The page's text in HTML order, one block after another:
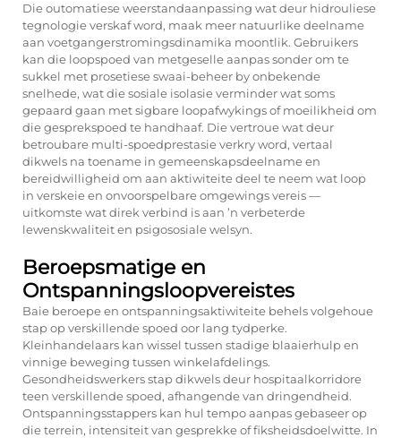
Die outomatiese weerstandaanpassing wat deur hidrouliese
tegnologie verskaf word, maak meer natuurlike deelname
aan voetgangerstromingsdinamika moontlik. Gebruikers
kan die loopspoed van metgeselle aanpas sonder om te
sukkel met prosetiese swaai-beheer by onbekende
snelhede, wat die sosiale isolasie verminder wat soms
gepaard gaan met sigbare loopafwykings of moeilikheid om
die gesprekspoed te handhaaf. Die vertroue wat deur
betroubare multi-spoedprestasie verkry word, vertaal
dikwels na toename in gemeenskapsdeelname en
bereidwilligheid om aan aktiwiteite deel te neem wat loop
in verskeie en onvoorspelbare omgewings vereis —
uitkomste wat direk verbind is aan ’n verbeterde
lewenskwaliteit en psigososiale welsyn.
Beroepsmatige en
Ontspanningsloopvereistes
Baie beroepe en ontspanningsaktiwiteite behels volgehoue
stap op verskillende spoed oor lang tydperke.
Kleinhandelaars kan wissel tussen stadige blaaierhulp en
vinnige beweging tussen winkelafdelings.
Gesondheidswerkers stap dikwels deur hospitaalkorridore
teen verskillende spoed, afhangende van dringendheid.
Ontspanningsstappers kan hul tempo aanpas gebaseer op
die terrein, intensiteit van gesprekke of fiksheidsdoelwitte. In